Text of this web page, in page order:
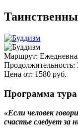
Маршрут:
Продолжительность:
Цена от: 1580 руб.
Программа тура
«Если человек
счастье следует за